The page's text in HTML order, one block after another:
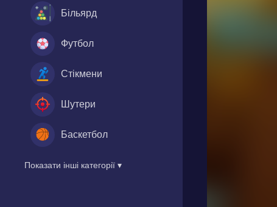
Більярд
Футбол
Стікмени
Шутери
Баскетбол
Показати інші категорії ▾